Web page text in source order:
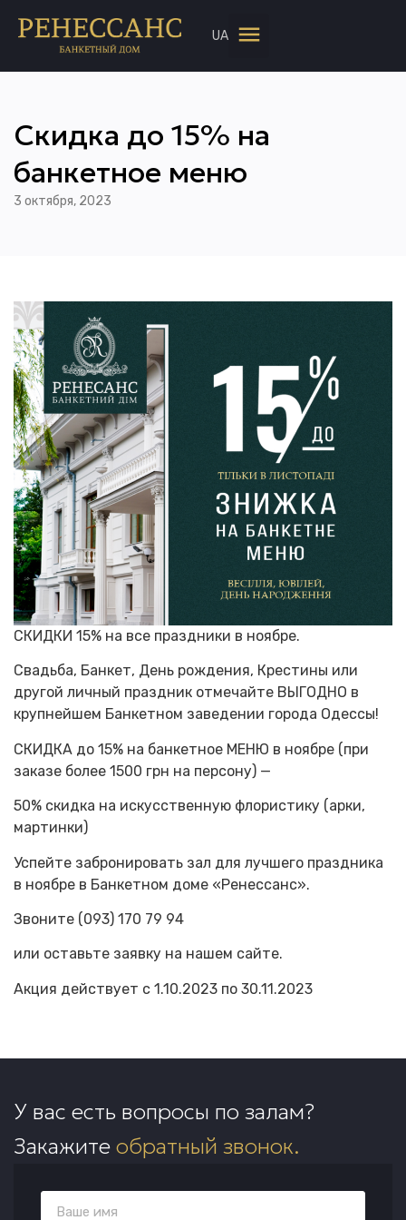
UA
Скидка до 15% на
банкетное меню
3 октября, 2023
СКИДКИ 15% на все праздники в ноябре.
Свадьба, Банкет, День рождения, Крестины или
другой личный праздник отмечайте ВЫГОДНО в
крупнейшем Банкетном заведении города Одессы!
СКИДКА до 15% на банкетное МЕНЮ в ноябре (при
заказе более 1500 грн на персону) —
50% скидка на искусственную флористику (арки,
мартинки)
Успейте забронировать зал для лучшего праздника
в ноябре в Банкетном доме «Ренессанс».
Звоните (093) 170 79 94
или оставьте заявку на нашем сайте.
Акция действует с 1.10.2023 по 30.11.2023
У вас есть вопросы по залам?
Закажите обратный звонок.